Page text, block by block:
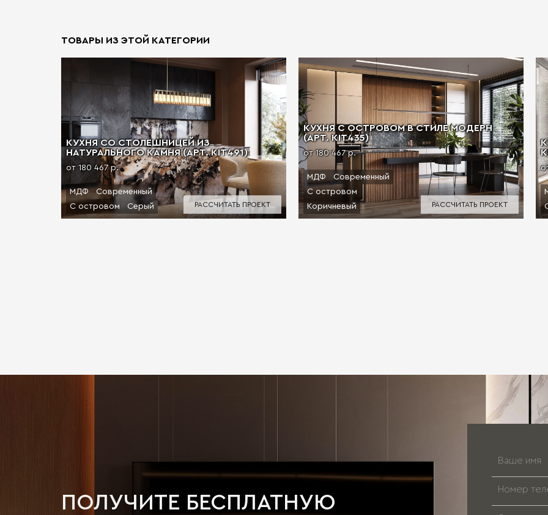
ТОВАРЫ ИЗ ЭТОЙ КАТЕГОРИИ
КУХНЯ СО СТОЛЕШНИЦЕЙ ИЗ
НАТУРАЛЬНОГО КАМНЯ (АРТ. KIT491)
от 180 467 р.
МДФ
Современный
С островом
Серый РАССЧИТАТЬ ПРОЕКТ
КУХНЯ С ОСТРОВОМ В СТИЛЕ МОДЕРН
(АРТ. KIT435)
от 180 467 р.
МДФ
Современный
С островом
Коричневый
РАССЧИТАТЬ ПРОЕКТ
ПОЛУЧИТЕ БЕСПЛАТНУЮ